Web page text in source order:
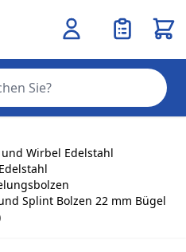
Wirbel Edelstahl
Splint Bolzen 22 mm Bügel